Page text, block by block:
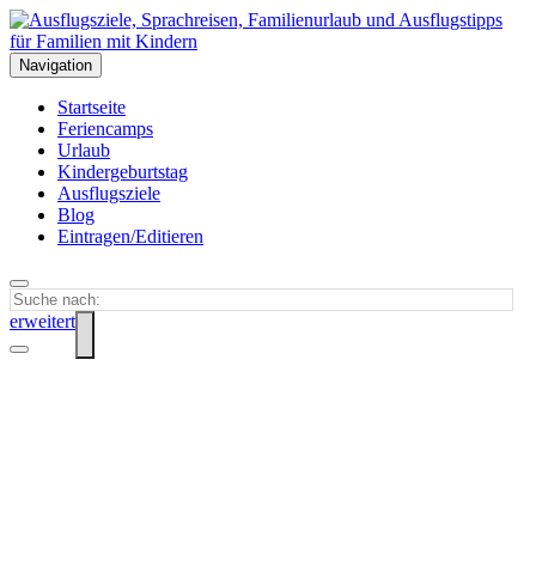
Navigation
Startseite
Feriencamps
Urlaub
Kindergeburtstag
Ausflugsziele
Blog
Eintragen/Editieren
erweitert